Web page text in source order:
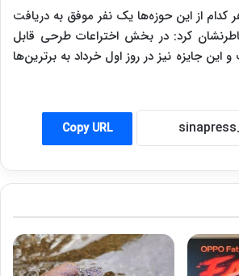
کدام از این حوزه‌ها یک نفر موفق به دریافت
کرد: در بخش اختراعات طرحی قابل
جایزه نیز در روز اول خرداد به برترین‌ها
Copy URL